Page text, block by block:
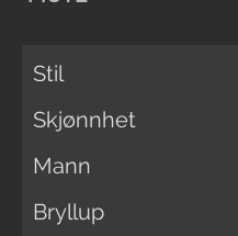
Stil
Skjønnhet
Mann
Bryllup